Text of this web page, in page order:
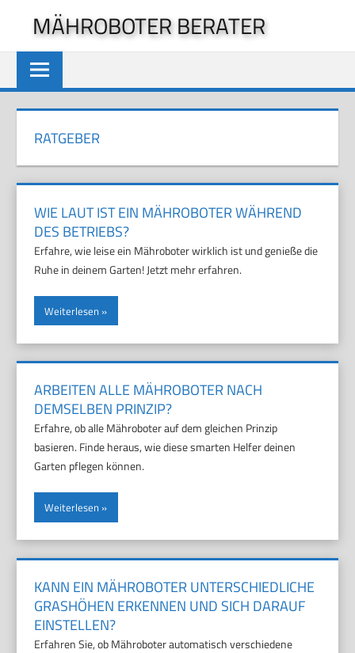
springen
MÄHROBOTER BERATER
RATGEBER
WIE LAUT IST EIN MÄHROBOTER WÄHREND
DES BETRIEBS?
Erfahre, wie leise ein Mähroboter wirklich ist und genieße die
Ruhe in deinem Garten! Jetzt mehr erfahren.
Weiterlesen
ARBEITEN ALLE MÄHROBOTER NACH
DEMSELBEN PRINZIP?
Erfahre, ob alle Mähroboter auf dem gleichen Prinzip
basieren. Finde heraus, wie diese smarten Helfer deinen
Garten pflegen können.
Weiterlesen
KANN EIN MÄHROBOTER UNTERSCHIEDLICHE
GRASHÖHEN ERKENNEN UND SICH DARAUF
EINSTELLEN?
Erfahren Sie, ob Mähroboter automatisch verschiedene